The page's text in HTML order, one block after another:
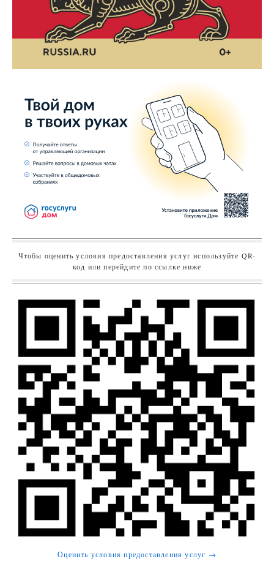
Чтобы оценить условия предоставления услуг используйте QR-
код или перейдите по ссылке ниже
Оценить условия предоставления услуг →